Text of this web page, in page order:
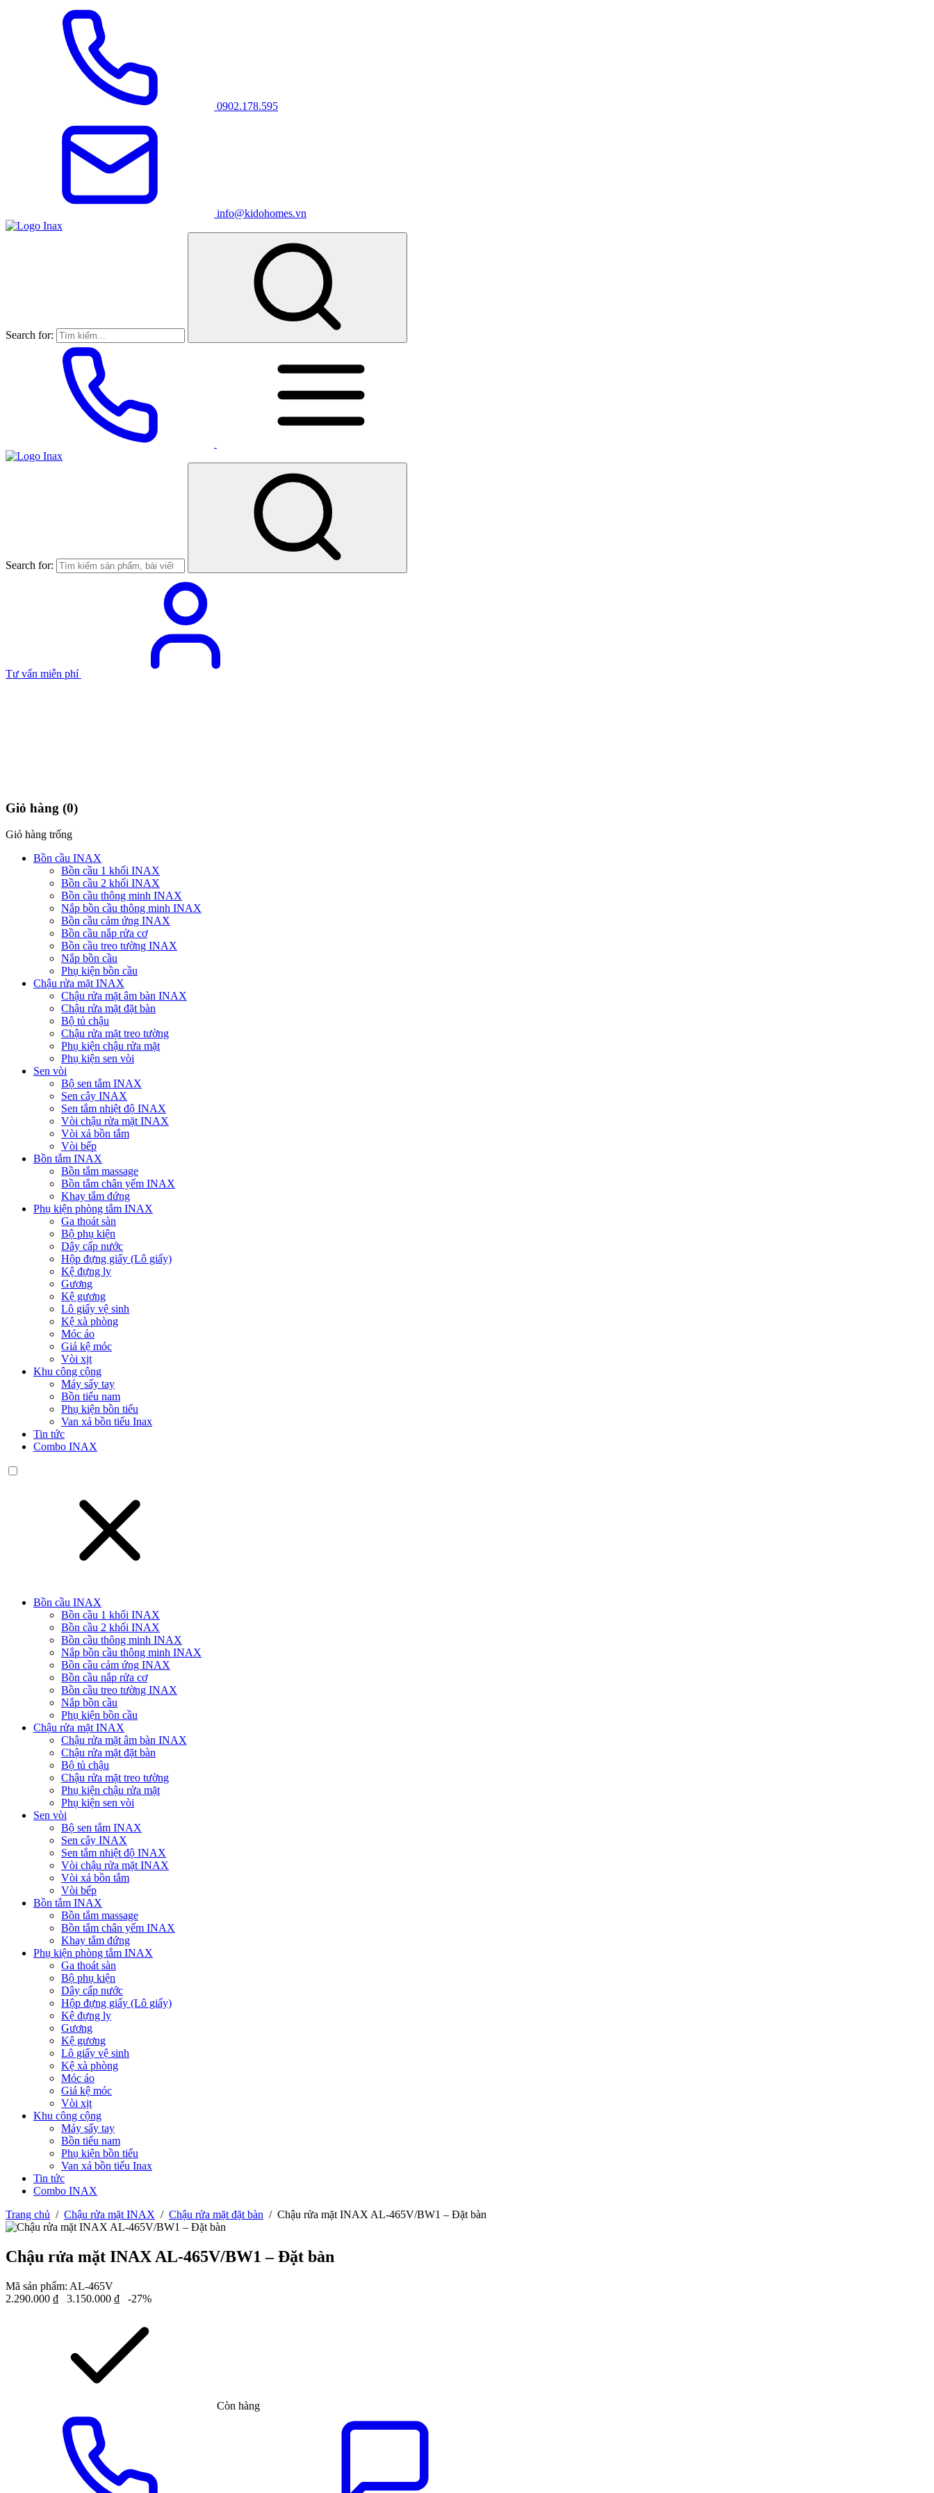
0902.178.595
info@kidohomes.vn
Search for:
Search for:
Tư vấn miễn phí
Giỏ hàng (0)
Giỏ hàng trống
Bồn cầu INAX
Bồn cầu 1 khối INAX
Bồn cầu 2 khối INAX
Bồn cầu thông minh INAX
Nắp bồn cầu thông minh INAX
Bồn cầu cảm ứng INAX
Bồn cầu nắp rửa cơ
Bồn cầu treo tường INAX
Nắp bồn cầu
Phụ kiện bồn cầu
Chậu rửa mặt INAX
Chậu rửa mặt âm bàn INAX
Chậu rửa mặt đặt bàn
Bộ tủ chậu
Chậu rửa mặt treo tường
Phụ kiện chậu rửa mặt
Phụ kiện sen vòi
Sen vòi
Bộ sen tắm INAX
Sen cây INAX
Sen tắm nhiệt độ INAX
Vòi chậu rửa mặt INAX
Vòi xả bồn tắm
Vòi bếp
Bồn tắm INAX
Bồn tắm massage
Bồn tắm chân yếm INAX
Khay tắm đứng
Phụ kiện phòng tắm INAX
Ga thoát sàn
Bộ phụ kiện
Dây cấp nước
Hộp đựng giấy (Lô giấy)
Kệ đựng ly
Gương
Kệ gương
Lô giấy vệ sinh
Kệ xà phòng
Móc áo
Giá kệ móc
Vòi xịt
Khu công cộng
Máy sấy tay
Bồn tiểu nam
Phụ kiện bồn tiểu
Van xả bồn tiểu Inax
Tin tức
Combo INAX
Bồn cầu INAX
Bồn cầu 1 khối INAX
Bồn cầu 2 khối INAX
Bồn cầu thông minh INAX
Nắp bồn cầu thông minh INAX
Bồn cầu cảm ứng INAX
Bồn cầu nắp rửa cơ
Bồn cầu treo tường INAX
Nắp bồn cầu
Phụ kiện bồn cầu
Chậu rửa mặt INAX
Chậu rửa mặt âm bàn INAX
Chậu rửa mặt đặt bàn
Bộ tủ chậu
Chậu rửa mặt treo tường
Phụ kiện chậu rửa mặt
Phụ kiện sen vòi
Sen vòi
Bộ sen tắm INAX
Sen cây INAX
Sen tắm nhiệt độ INAX
Vòi chậu rửa mặt INAX
Vòi xả bồn tắm
Vòi bếp
Bồn tắm INAX
Bồn tắm massage
Bồn tắm chân yếm INAX
Khay tắm đứng
Phụ kiện phòng tắm INAX
Ga thoát sàn
Bộ phụ kiện
Dây cấp nước
Hộp đựng giấy (Lô giấy)
Kệ đựng ly
Gương
Kệ gương
Lô giấy vệ sinh
Kệ xà phòng
Móc áo
Giá kệ móc
Vòi xịt
Khu công cộng
Máy sấy tay
Bồn tiểu nam
Phụ kiện bồn tiểu
Van xả bồn tiểu Inax
Tin tức
Combo INAX
Trang chủ / Chậu rửa mặt INAX / Chậu rửa mặt đặt bàn / Chậu rửa mặt INAX AL-465V/BW1 – Đặt bàn
Chậu rửa mặt INAX AL-465V/BW1 – Đặt bàn
Mã sản phẩm: AL-465V
2.290.000 ₫ 3.150.000 ₫ -27%
Còn hàng